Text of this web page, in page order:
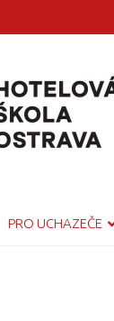
PRO UCHAZEČE